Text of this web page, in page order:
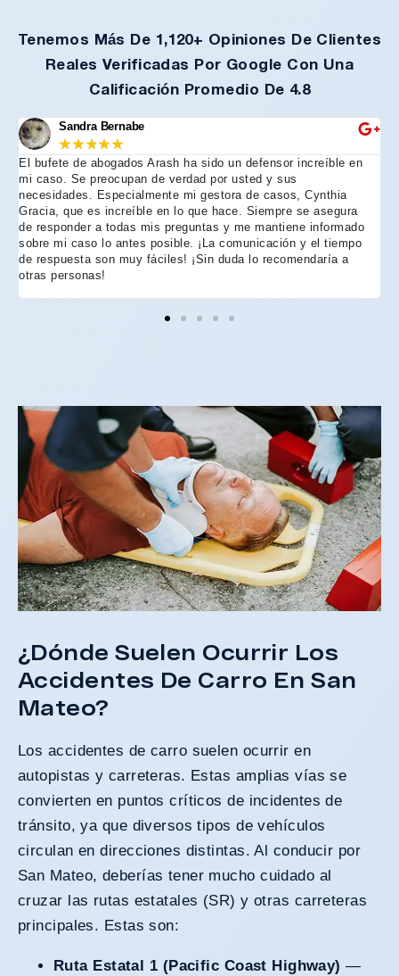
Tenemos Más De 1,120+ Opiniones De Clientes
Reales Verificadas Por Google Con Una
Calificación Promedio De 4.8
Sandra Bernabe
★★★★★
El bufete de abogados Arash ha sido un defensor increíble en
mi caso. Se preocupan de verdad por usted y sus
necesidades. Especialmente mi gestora de casos, Cynthia
Gracia, que es increíble en lo que hace. Siempre se asegura
de responder a todas mis preguntas y me mantiene informado
sobre mi caso lo antes posible. ¡La comunicación y el tiempo
de respuesta son muy fáciles! ¡Sin duda lo recomendaría a
otras personas!
¿Dónde Suelen Ocurrir Los
Accidentes De Carro En San
Mateo?
Los accidentes de carro suelen ocurrir en
autopistas y carreteras. Estas amplias vías se
convierten en puntos críticos de incidentes de
tránsito, ya que diversos tipos de vehículos
circulan en direcciones distintas. Al conducir por
San Mateo, deberías tener mucho cuidado al
cruzar las rutas estatales (SR) y otras carreteras
principales. Estas son:
Ruta Estatal 1 (Pacific Coast Highway) —